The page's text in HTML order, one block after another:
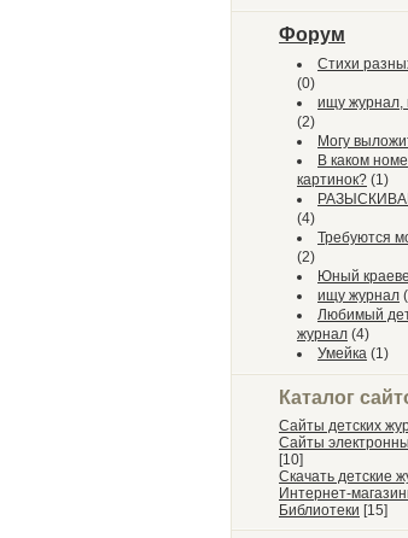
Форум
Стихи
(0)
ищу журнал,
(2)
Могу
В каком
картинок? (1)
(4)
Требуются
(2)
Юный
ищу журнал
Любимый
журнал (4)
Умейка (1)
Каталог
Сайты детских
Сайты
[10]
Скачать детские
Интернет-
Библиотеки [15]